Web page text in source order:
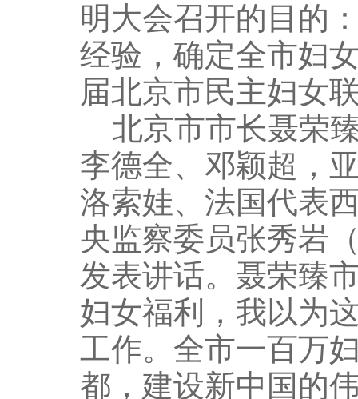
明大会召开的目的
经验，确定全市妇
届北京市民主妇女
北京市市长聂荣
李德全、邓颖超，
洛索娃、法国代表
央监察委员张秀岩
发表讲话。聂荣臻
妇女福利，我以为
工作。全市一百万
都，建设新中国的